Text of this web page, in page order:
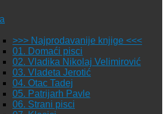
>>> Najprodavanije knjige <<<
01. Domaći pisci
02. Vladika Nikolaj Velimirović
03. Vladeta Jerotić
04. Otac Tadej
05. Patrijarh Pavle
06. Strani pisci